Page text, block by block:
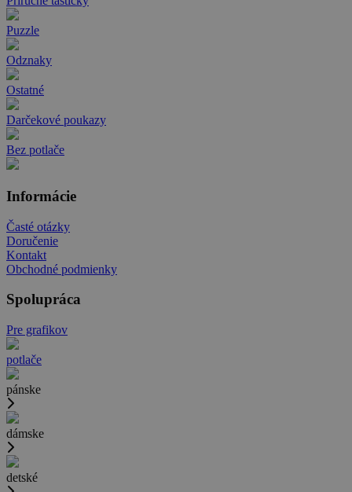
Puzzle
Odznaky
Ostatné
Darčekové poukazy
Bez potlače
Informácie
Časté otázky
Doručenie
Kontakt
Obchodné podmienky
Spolupráca
Pre grafikov
potlače
pánske
dámske
detské